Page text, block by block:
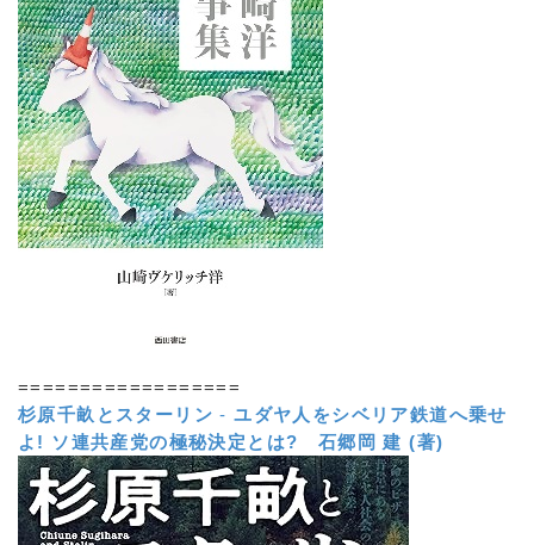
==================
杉原千畝とスターリン -ユダヤ人をシベリア鉄道へ乗せ
よ! ソ連共産党の極秘決定とは?
石郷岡 建 (著)